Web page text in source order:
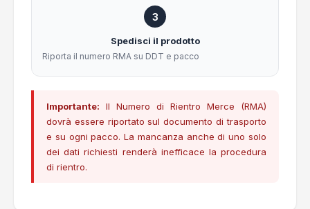
3
Spedisci il prodotto
Riporta il numero RMA su DDT e pacco
Importante: Il Numero di Rientro Merce (RMA)
dovrà essere riportato sul documento di trasporto
e su ogni pacco. La mancanza anche di uno solo
dei dati richiesti renderà inefficace la procedura
di rientro.